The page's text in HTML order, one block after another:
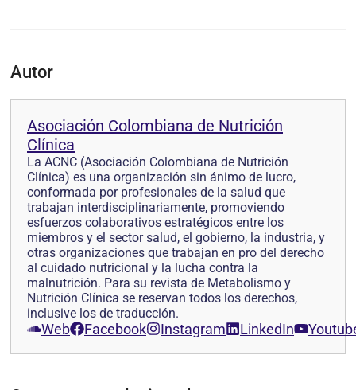
Autor
Asociación Colombiana de Nutrición
Clínica
La ACNC (Asociación Colombiana de Nutrición
Clínica) es una organización sin ánimo de lucro,
conformada por profesionales de la salud que
trabajan interdisciplinariamente, promoviendo
esfuerzos colaborativos estratégicos entre los
miembros y el sector salud, el gobierno, la industria, y
otras organizaciones que trabajan en pro del derecho
al cuidado nutricional y la lucha contra la
malnutrición. Para su revista de Metabolismo y
Nutrición Clínica se reservan todos los derechos,
inclusive los de traducción.
Web Facebook Instagram LinkedIn